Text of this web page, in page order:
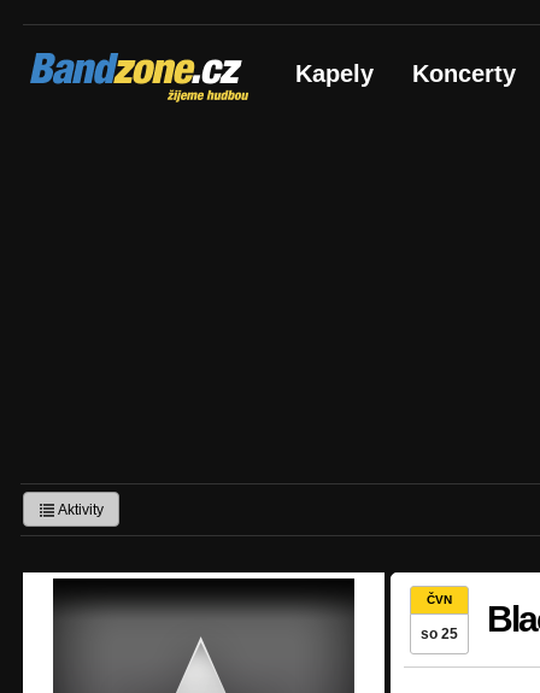
Bandzone.cz
žijeme hudbou Kapely Koncerty
Aktivity
ČVN
so 25